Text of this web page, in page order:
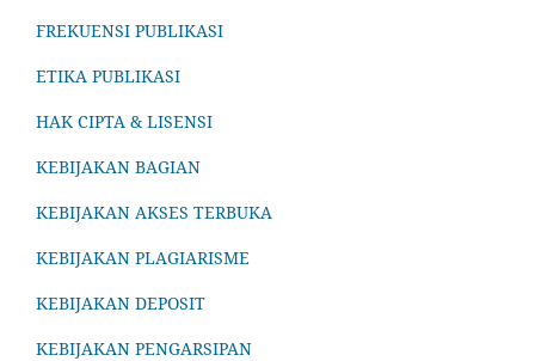
FREKUENSI PUBLIKASI
ETIKA PUBLIKASI
HAK CIPTA & LISENSI
KEBIJAKAN BAGIAN
KEBIJAKAN AKSES TERBUKA
KEBIJAKAN PLAGIARISME
KEBIJAKAN DEPOSIT
KEBIJAKAN PENGARSIPAN